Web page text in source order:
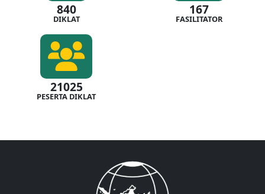
840
DIKLAT
167
FASILITATOR
21025
PESERTA DIKLAT